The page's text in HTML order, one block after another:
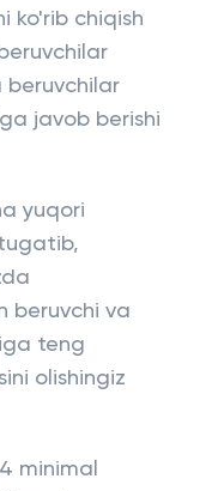
ko'rib chiqish
javob berishi
yuqori
beruvchi va
teng
olishingiz
minimal